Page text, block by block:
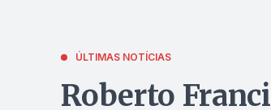
ÚLTIMAS NOTÍCIAS
Roberto